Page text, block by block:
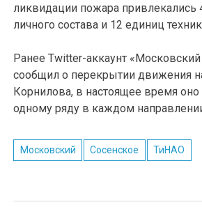
ликвидации пожара привлекались
личного состава и 12 единиц
Ранее Twitter-аккаунт «Московский
сообщил о перекрытии движения
Корнилова, в настоящее время оно
одному ряду в каждом
Московский Сосенское ТиНАО